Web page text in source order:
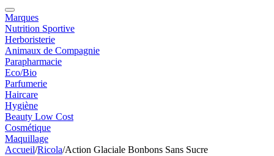
Marques
Nutrition Sportive
Herboristerie
Animaux de Compagnie
Parapharmacie
Eco/Bio
Parfumerie
Haircare
Hygiène
Beauty Low Cost
Cosmétique
Maquillage
Accueil/Ricola/Action Glaciale Bonbons Sans Sucre